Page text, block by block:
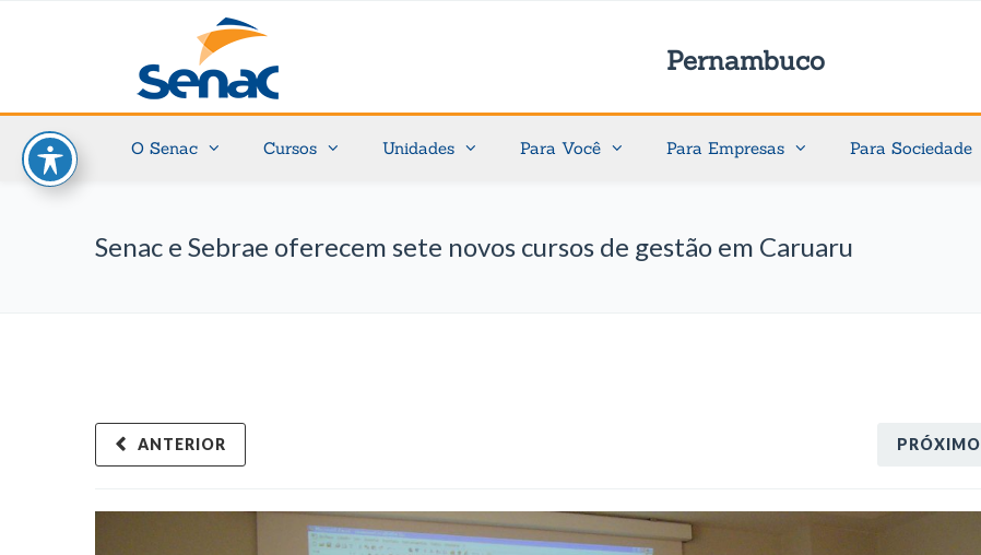
Pernambuco
O Senac Cursos Unidades Para Você Para Empresas Para Sociedade
Senac e Sebrae oferecem sete novos cursos de gestão em Caruaru
PRÓXIMO
ANTERIOR